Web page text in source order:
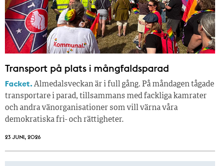
Transport på plats i mångfaldsparad
Facket.Almedalsveckan är i full gång. På måndagen tågade
transportare i parad, tillsammans med fackliga kamrater
och andra vänorganisationer som vill värna våra
demokratiska fri- och rättigheter.
23 JUNI, 2026